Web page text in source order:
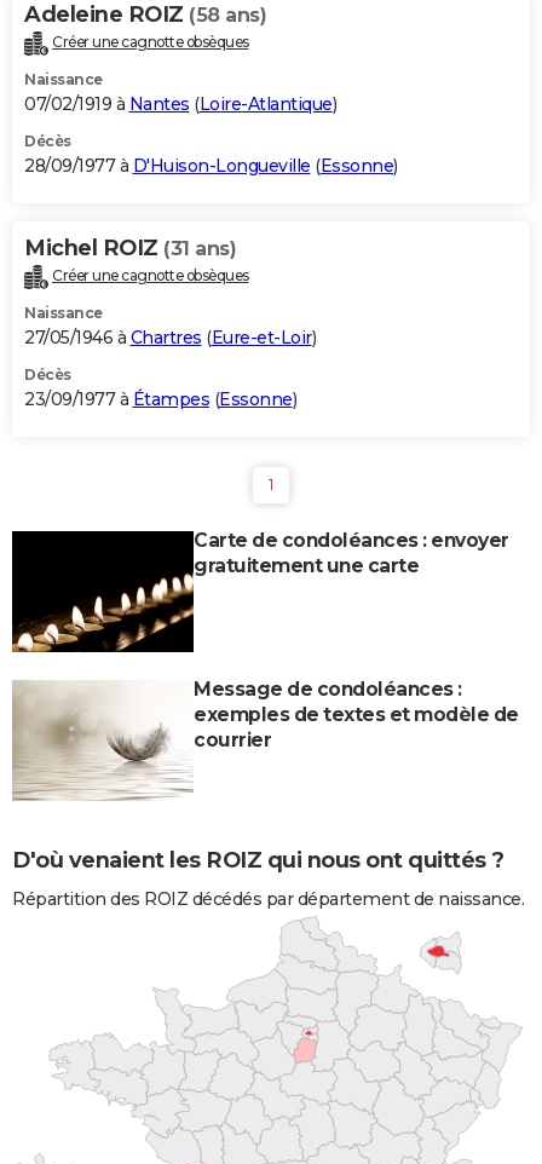
Adeleine ROIZ (58 ans)
Créer une cagnotte obsèques
Naissance
07/02/1919 à Nantes (Loire-Atlantique)
Décès
28/09/1977 à D'Huison-Longueville (Essonne)
Michel ROIZ (31 ans)
Créer une cagnotte obsèques
Naissance
27/05/1946 à Chartres (Eure-et-Loir)
Décès
23/09/1977 à Étampes (Essonne)
1
Carte de condoléances : envoyer
gratuitement une carte
Message de condoléances :
exemples de textes et modèle de
courrier
D'où venaient les ROIZ qui nous ont quittés ?
Répartition des ROIZ décédés par département de naissance.